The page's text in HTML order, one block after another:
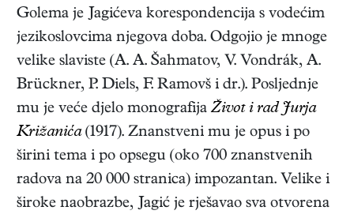
Golema je Jagićeva korespondencija s vodećim
jezikoslovcima njegova doba. Odgojio je mnoge
velike slaviste (A. A. Šahmatov, V. Vondrák, A.
Brückner, P. Diels, F. Ramovš i dr.). Posljednje
mu je veće djelo monografijaŽivot i rad Jurja
Križanića(1917). Znanstveni mu je opus i po
širini tema i po opsegu (oko 700 znanstvenih
radova na 20 000 stranica) impozantan. Velike i
široke naobrazbe, Jagić je rješavao sva otvorena